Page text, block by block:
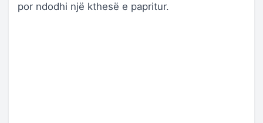
por ndodhi një kthesë e papritur.